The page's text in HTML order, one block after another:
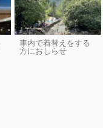
車内で着替えをする
方におしらせ